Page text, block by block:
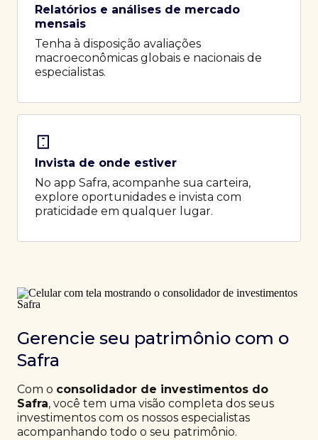
Relatórios e análises de mercado
mensais
Tenha à disposição avaliações
macroeconômicas globais e nacionais de
especialistas.
Invista de onde estiver
No app Safra, acompanhe sua carteira,
explore oportunidades e invista com
praticidade em qualquer lugar.
Gerencie seu patrimônio com o
Safra
Com o consolidador de investimentos do
Safra, você tem uma visão completa dos seus
investimentos com os nossos especialistas
acompanhando todo o seu patrimônio.